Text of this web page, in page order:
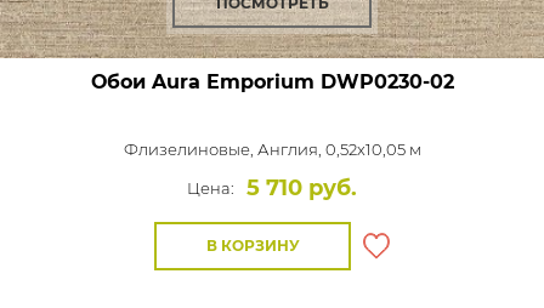
Обои Aura Emporium DWP0230-02
Флизелиновые, Англия, 0,52x10,05 м
Цена:
5 710 руб.
В КОРЗИНУ